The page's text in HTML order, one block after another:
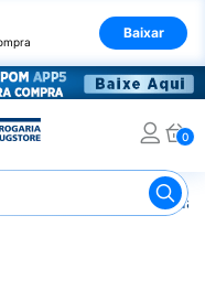
Baixar
0
Água Tônica e Saborizada